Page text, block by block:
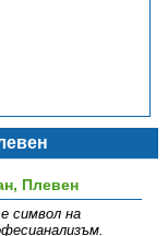
Плевен
символ на